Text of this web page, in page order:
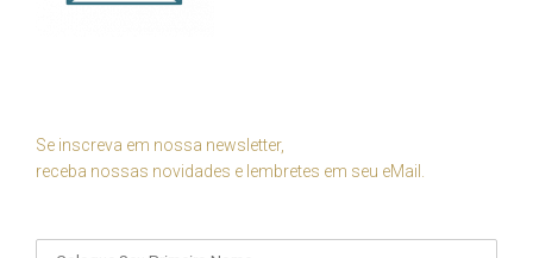
Se inscreva em nossa newsletter,
receba nossas novidades e lembretes em seu eMail.